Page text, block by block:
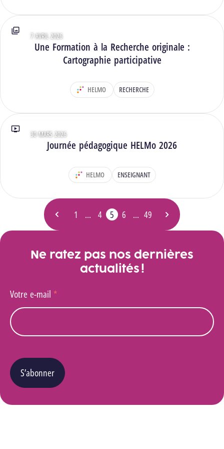
Une Formation à la Recherche originale :
Cartographie participative
Type : Photos
7 AVRIL 2026
DÉPARTEMENT :
HELMO RECHERCHE
Journée pédagogique HELMo 2026
Type : Vidéos
30 MARS 2026
DÉPARTEMENT :
HELMO ENSEIGNANT
Page précédente
Page
1 …
Page
4
Page
5
- Page actuelle
Page
6 …
Page
49
Page suivante
Ne ratez pas nos dernières
actualités !
Votre e-mail *
S’abonner